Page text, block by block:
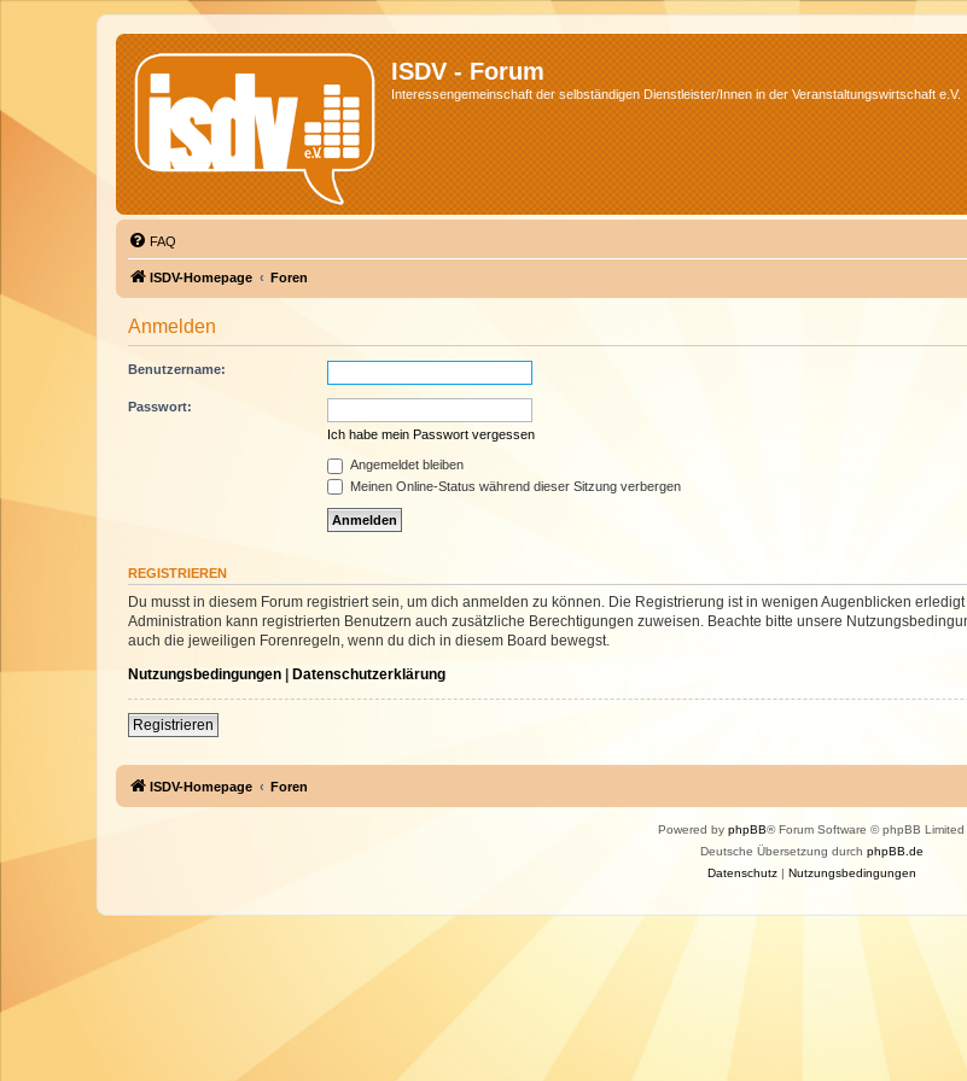
ISDV - Forum
Interessengemeinschaft der selbständigen Dienstleister/Innen in der Veranstaltungswirtschaft e.V.
FAQ
ISDV-Homepage Foren
Anmelden
Benutzername:
Passwort:
Ich habe mein Passwort vergessen
Angemeldet bleiben
Meinen Online-Status während dieser Sitzung verbergen
REGISTRIEREN
Du musst in diesem Forum registriert sein, um dich anmelden zu können. Die Registrierung ist in wenigen Augenblicken
Administration kann registrierten Benutzern auch zusätzliche Berechtigungen zuweisen. Beachte bitte unsere
auch die jeweiligen Forenregeln, wenn du dich in diesem Board bewegst.
Nutzungsbedingungen | Datenschutzerklärung
Registrieren
ISDV-Homepage Foren
Powered by phpBB® Forum Software © phpBB Limited
Deutsche Übersetzung durch phpBB.de
Datenschutz| Nutzungsbedingungen